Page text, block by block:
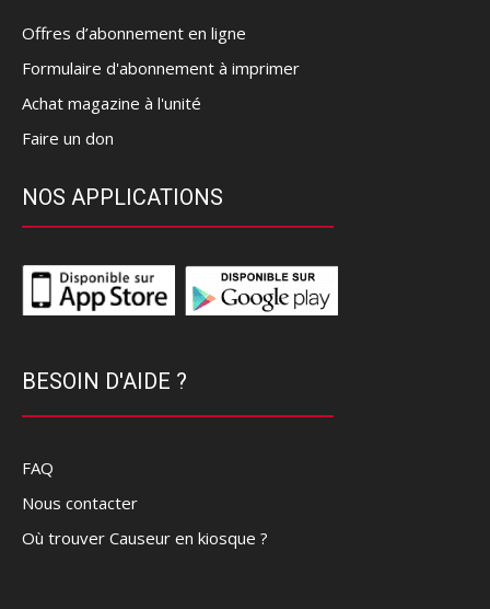
Offres d’abonnement en ligne
Formulaire d'abonnement à imprimer
Achat magazine à l'unité
Faire un don
NOS APPLICATIONS
BESOIN D'AIDE ?
FAQ
Nous contacter
Où trouver Causeur en kiosque ?